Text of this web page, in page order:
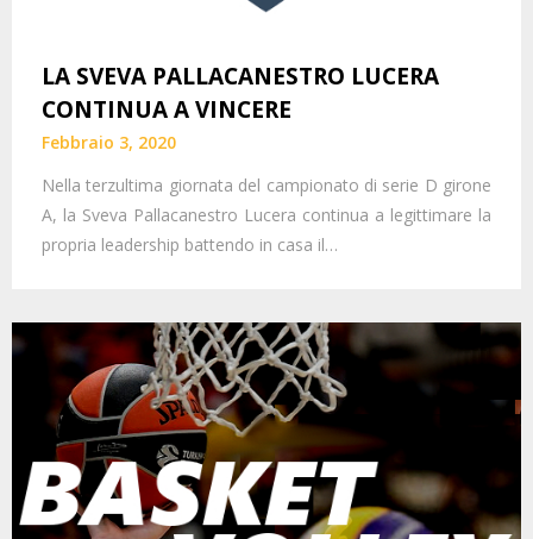
LA SVEVA PALLACANESTRO LUCERA
CONTINUA A VINCERE
Febbraio 3, 2020
Nella terzultima giornata del campionato di serie D girone
A, la Sveva Pallacanestro Lucera continua a legittimare la
propria leadership battendo in casa il…